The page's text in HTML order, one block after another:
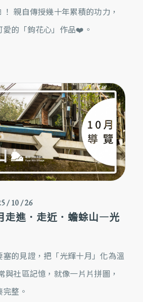
親自傳授幾十年累積的功力，
愛的「鉤花心」作品❤️。
/ 10 / 26
走進．走近．蟾蜍山—光
的見證，把「光輝十月」化為溫
與社區記憶，就像一片片拼圖，
整。